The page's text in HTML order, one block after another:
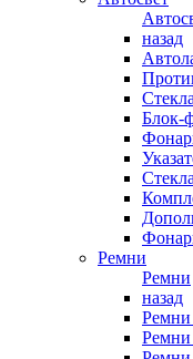
назад
Блок-
Ремни
Ремни
назад